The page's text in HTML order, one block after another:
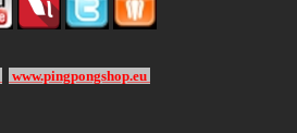
www.pingpongshop.eu